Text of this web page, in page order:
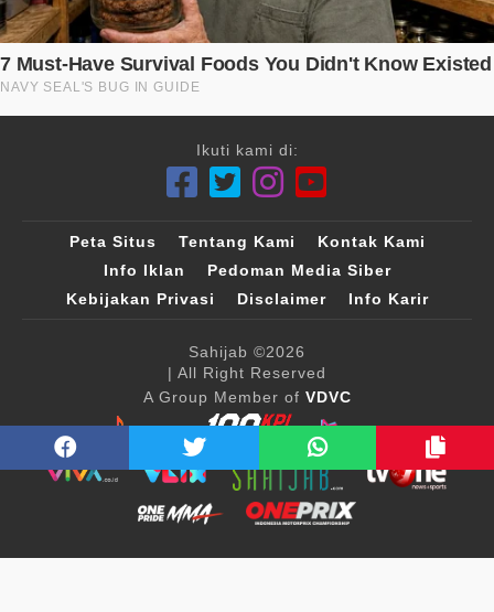
Ikuti kami di:
Peta Situs Tentang Kami
Kontak Kami
Info Iklan
Pedoman Media Siber
Kebijakan Privasi
Disclaimer Info Karir
Sahijab ©2026
| All Right Reserved
A Group Member of VDVC